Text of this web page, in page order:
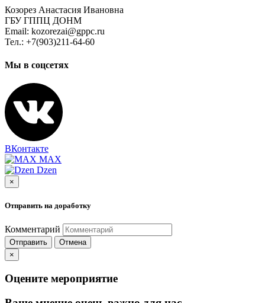
Козорез Анастасия Ивановна
ГБУ ГППЦ ДОНМ
Email: kozorezai@gppc.ru
Тел.: +7(903)211-64-60
Мы в соцсетях
ВКонтакте
MAX
Dzen
×
Отправить на доработку
Комментарий
Отправить
Отмена
×
Оцените мероприятие